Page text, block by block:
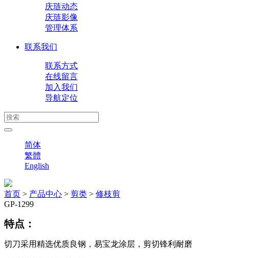
庆琏动态
庆琏影像
管理体系
联系我们
联系方式
在线留言
加入我们
导航定位
简体
繁體
English
首页 > 产品中心 > 剪类 > 修枝剪
GP-1299
特点：
切刀采用精选优质良钢，易宝龙涂层，剪切锋利耐磨